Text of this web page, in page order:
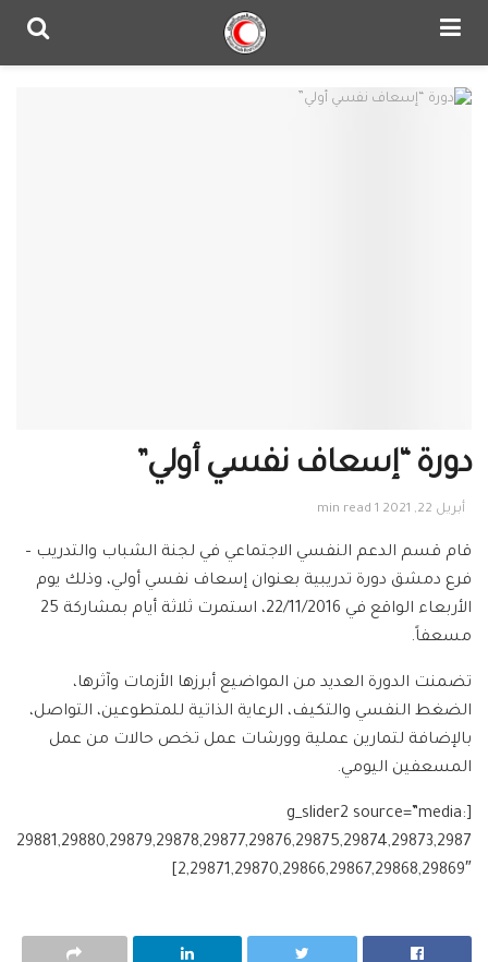
دورة “إسعاف نفسي أولي”
أبريل 22, 2021 1 min read
قام قسم الدعم النفسي الاجتماعي في لجنة الشباب والتدريب –
فرع دمشق دورة تدريبية بعنوان إسعاف نفسي أولي، وذلك يوم
الأربعاء الواقع في 22/11/2016، استمرت ثلاثة أيام بمشاركة 25
مسعفاً.
تضمنت الدورة العديد من المواضيع أبرزها الأزمات وآثرها،
الضغط النفسي والتكيف، الرعاية الذاتية للمتطوعين، التواصل،
بالإضافة لتمارين عملية وورشات عمل تخص حالات من عمل
المسعفين اليومي.
[g_slider2 source=”media:
29881,29880,29879,29878,29877,29876,29875,29874,29873,2987
2,29871,29870,29866,29867,29868,29869″]